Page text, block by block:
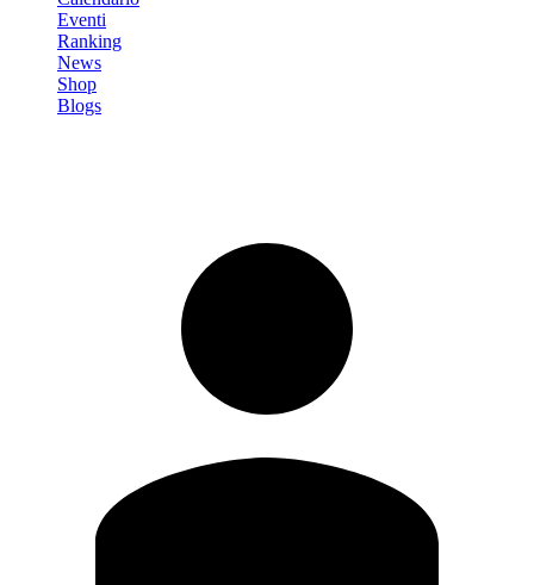
Eventi
Ranking
News
Shop
Blogs